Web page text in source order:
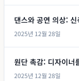
댄스와 공연 의상:
2025년 12월 28일
원단 촉감: 디자이너
2025년 12월 28일